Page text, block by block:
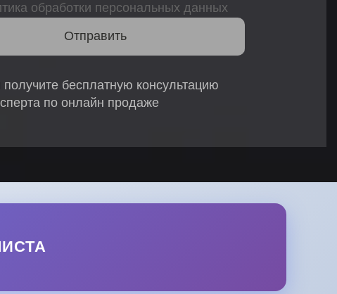
обработки персональных данных
бесплатную консультацию
по онлайн продаже